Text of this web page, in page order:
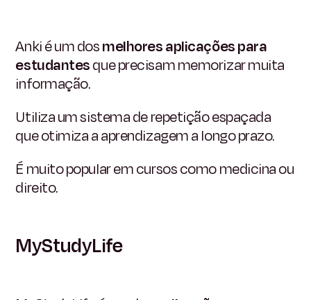
Anki é um dosmelhores aplicações para
estudantesque precisam memorizar muita
informação.
Utiliza um sistema de repetição espaçada
que otimiza a aprendizagem a longo prazo.
É muito popular em cursos como medicina ou
direito.
MyStudyLife